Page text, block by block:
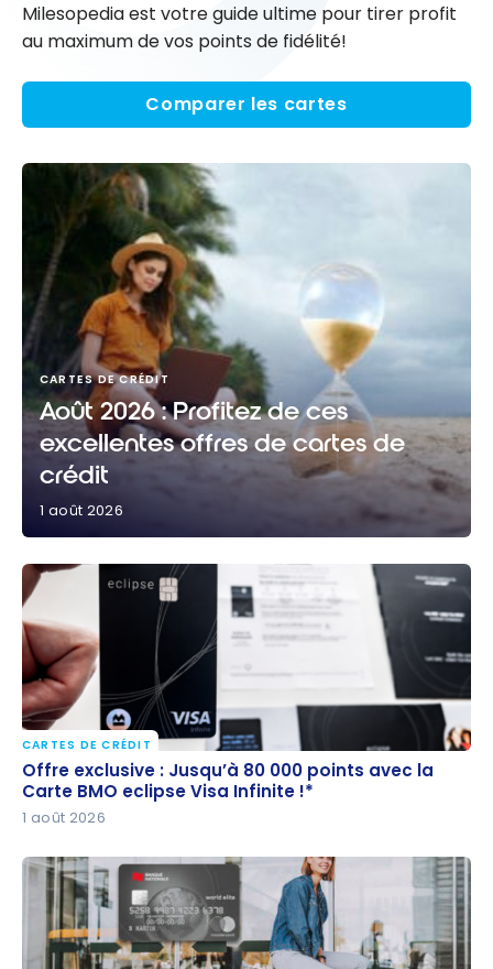
Milesopedia est votre guide ultime pour tirer profit
au maximum de vos points de fidélité!
Comparer les cartes
cartes de crédit
CARTES DE CRÉDIT
Août 2026 : Profitez de ces
excellentes offres de cartes de
crédit
1 août 2026
Offre exclusive : Jusqu’à 80 000 points avec la
Carte BMO eclipse Visa Infinite !*
CARTES DE CRÉDIT
Offre exclusive : Jusqu’à 80 000 points avec la
Carte BMO eclipse Visa Infinite !*
1 août 2026